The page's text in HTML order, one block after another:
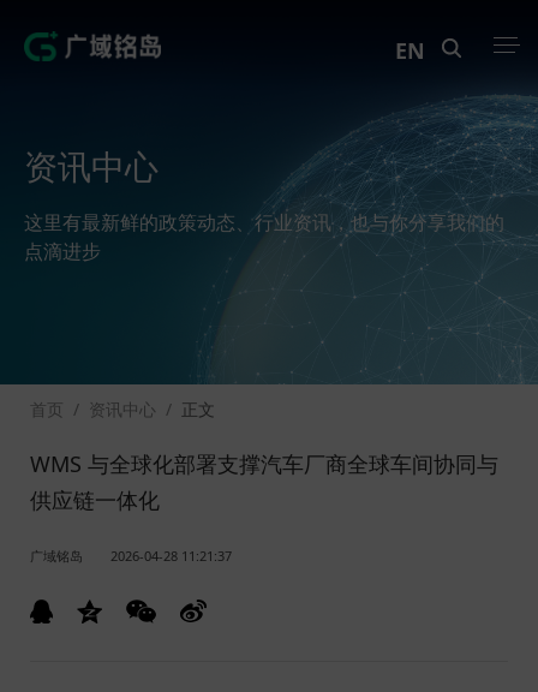
解决方案
案例中心
关于Geega
EN
资讯中心
这里有最新鲜的政策动态、行业资讯，也与你分享我们的
点滴进步
首页 / 资讯中心 / 正文
WMS 与全球化部署支撑汽车厂商全球车间协同与
供应链一体化
广域铭岛 2026-04-28 11:21:37